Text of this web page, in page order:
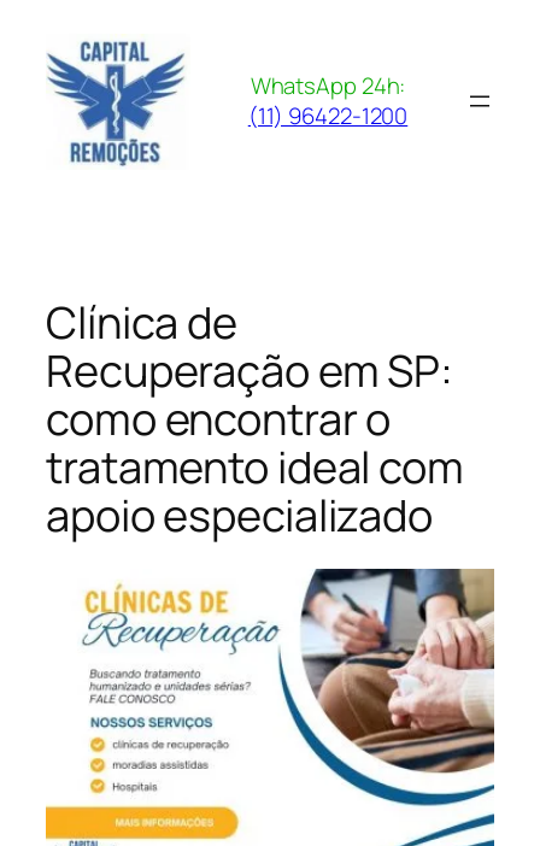
para
conteúdo
WhatsApp 24h:
(11) 96422-1200
Clínica de
Recuperação em SP:
como encontrar o
tratamento ideal com
apoio especializado